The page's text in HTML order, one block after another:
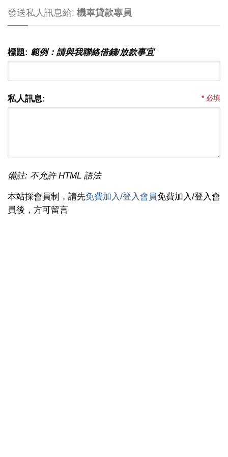
發送私人訊息給: 機車貸款專員
標題: 範例：請與我聯絡借錢/放款事宜
*必填
私人訊息:
備註: 不允許 HTML 語法
本站採會員制，請先免費加入/登入會員免費加入/登入會
員後，方可留言